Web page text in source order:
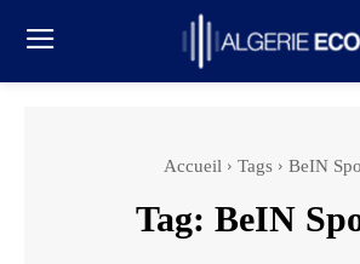
Accueil Tags BeIN
Tag: BeIN